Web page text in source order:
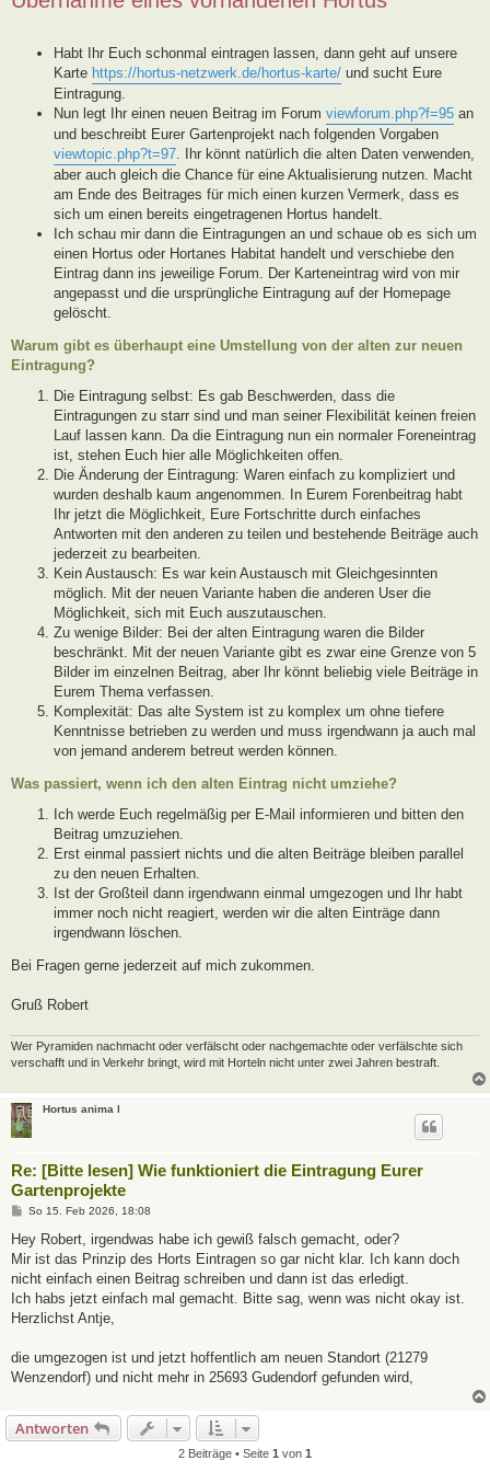
Habt Ihr Euch schonmal eintragen lassen, dann geht auf unsere
Karte https://hortus-netzwerk.de/hortus-karte/ und sucht Eure
Eintragung.
Nun legt Ihr einen neuen Beitrag im Forum viewforum.php?f=95 an
und beschreibt Eurer Gartenprojekt nach folgenden Vorgaben
viewtopic.php?t=97. Ihr könnt natürlich die alten Daten verwenden,
aber auch gleich die Chance für eine Aktualisierung nutzen. Macht
am Ende des Beitrages für mich einen kurzen Vermerk, dass es
sich um einen bereits eingetragenen Hortus handelt.
Ich schau mir dann die Eintragungen an und schaue ob es sich um
einen Hortus oder Hortanes Habitat handelt und verschiebe den
Eintrag dann ins jeweilige Forum. Der Karteneintrag wird von mir
angepasst und die ursprüngliche Eintragung auf der Homepage
gelöscht.
Warum gibt es überhaupt eine Umstellung von der alten zur neuen
Eintragung?
Die Eintragung selbst: Es gab Beschwerden, dass die
Eintragungen zu starr sind und man seiner Flexibilität keinen freien
Lauf lassen kann. Da die Eintragung nun ein normaler Foreneintrag
ist, stehen Euch hier alle Möglichkeiten offen.
Die Änderung der Eintragung: Waren einfach zu kompliziert und
wurden deshalb kaum angenommen. In Eurem Forenbeitrag habt
Ihr jetzt die Möglichkeit, Eure Fortschritte durch einfaches
Antworten mit den anderen zu teilen und bestehende Beiträge auch
jederzeit zu bearbeiten.
Kein Austausch: Es war kein Austausch mit Gleichgesinnten
möglich. Mit der neuen Variante haben die anderen User die
Möglichkeit, sich mit Euch auszutauschen.
Zu wenige Bilder: Bei der alten Eintragung waren die Bilder
beschränkt. Mit der neuen Variante gibt es zwar eine Grenze von 5
Bilder im einzelnen Beitrag, aber Ihr könnt beliebig viele Beiträge in
Eurem Thema verfassen.
Komplexität: Das alte System ist zu komplex um ohne tiefere
Kenntnisse betrieben zu werden und muss irgendwann ja auch mal
von jemand anderem betreut werden können.
Was passiert, wenn ich den alten Eintrag nicht umziehe?
Ich werde Euch regelmäßig per E-Mail informieren und bitten den
Beitrag umzuziehen.
Erst einmal passiert nichts und die alten Beiträge bleiben parallel
zu den neuen Erhalten.
Ist der Großteil dann irgendwann einmal umgezogen und Ihr habt
immer noch nicht reagiert, werden wir die alten Einträge dann
irgendwann löschen.
Bei Fragen gerne jederzeit auf mich zukommen.
Gruß Robert
Wer Pyramiden nachmacht oder verfälscht oder nachgemachte oder verfälschte sich
verschafft und in Verkehr bringt, wird mit Horteln nicht unter zwei Jahren bestraft.
Hortus anima l
Re: [Bitte lesen] Wie funktioniert die Eintragung Eurer
Gartenprojekte
B
i
r
a
So 15. Feb 2026, 18:08
Hey Robert, irgendwas habe ich gewiß falsch gemacht, oder?
Mir ist das Prinzip des Horts Eintragen so gar nicht klar. Ich kann doch
nicht einfach einen Beitrag schreiben und dann ist das erledigt.
Ich habs jetzt einfach mal gemacht. Bitte sag, wenn was nicht okay ist.
Herzlichst Antje,
die umgezogen ist und jetzt hoffentlich am neuen Standort (21279
Wenzendorf) und nicht mehr in 25693 Gudendorf gefunden wird,
Antworten
2 Beiträge • Seite 1 von 1